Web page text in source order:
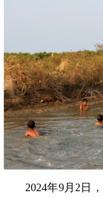
2024年9月2日